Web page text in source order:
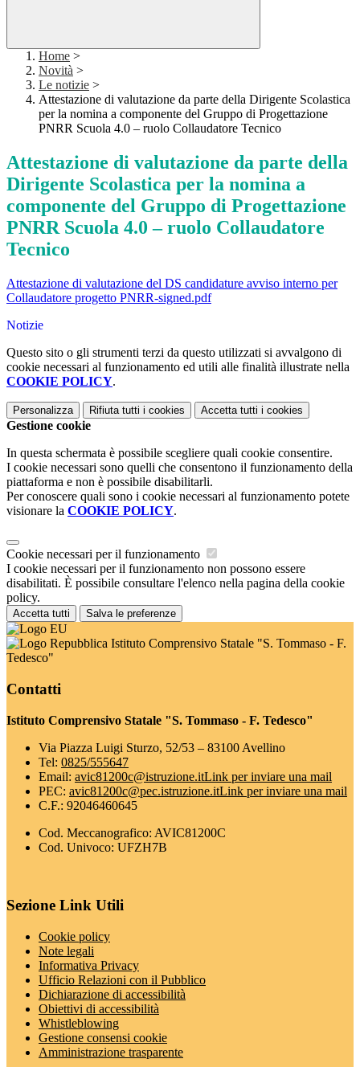
Home >
Novità >
Le notizie >
Attestazione di valutazione da parte della Dirigente Scolastica
per la nomina a componente del Gruppo di Progettazione
PNRR Scuola 4.0 – ruolo Collaudatore Tecnico
Attestazione di valutazione da parte della
Dirigente Scolastica per la nomina a
componente del Gruppo di Progettazione
PNRR Scuola 4.0 – ruolo Collaudatore
Tecnico
Attestazione di valutazione del DS candidature avviso interno per
Collaudatore progetto PNRR-signed.pdf
Notizie
Questo sito o gli strumenti terzi da questo utilizzati si avvalgono di
cookie necessari al funzionamento ed utili alle finalità illustrate nella
COOKIE POLICY.
Personalizza Rifiuta tutti i cookies Accetta tutti i cookies
Gestione cookie
In questa schermata è possibile scegliere quali cookie consentire.
I cookie necessari sono quelli che consentono il funzionamento della
piattaforma e non è possibile disabilitarli.
Per conoscere quali sono i cookie necessari al funzionamento potete
visionare la COOKIE POLICY.
Cookie necessari per il funzionamento
I cookie necessari per il funzionamento non possono essere
disabilitati. È possibile consultare l'elenco nella pagina della cookie
policy.
Accetta tutti Salva le preferenze
Istituto Comprensivo Statale "S. Tommaso - F.
Tedesco"
Contatti
Istituto Comprensivo Statale "S. Tommaso - F. Tedesco"
Via Piazza Luigi Sturzo, 52/53 – 83100 Avellino
Tel: 0825/555647
Email: avic81200c@istruzione.itLink per inviare una mail
PEC: avic81200c@pec.istruzione.itLink per inviare una mail
C.F.: 92046460645
Cod. Meccanografico: AVIC81200C
Cod. Univoco: UFZH7B
Sezione Link Utili
Cookie policy
Note legali
Informativa Privacy
Ufficio Relazioni con il Pubblico
Dichiarazione di accessibilità
Obiettivi di accessibilità
Whistleblowing
Gestione consensi cookie
Amministrazione trasparente